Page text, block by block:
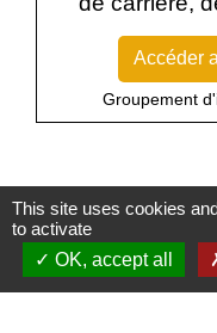
Accéder
Groupement
Pour en savoir plus
Le système de
This site uses cookies
to activate
OK, accept all